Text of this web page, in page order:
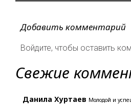
Добавить комментарий
Войдите, чтобы оставить
Свежие
Данила Хуртаев Молодой и